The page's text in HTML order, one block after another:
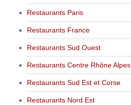
Restaurants Paris
Restaurants France
Restaurants Sud Ouest
Restaurants Centre Rhône Alpes
Restaurants Sud Est et Corse
Restaurants Nord Est